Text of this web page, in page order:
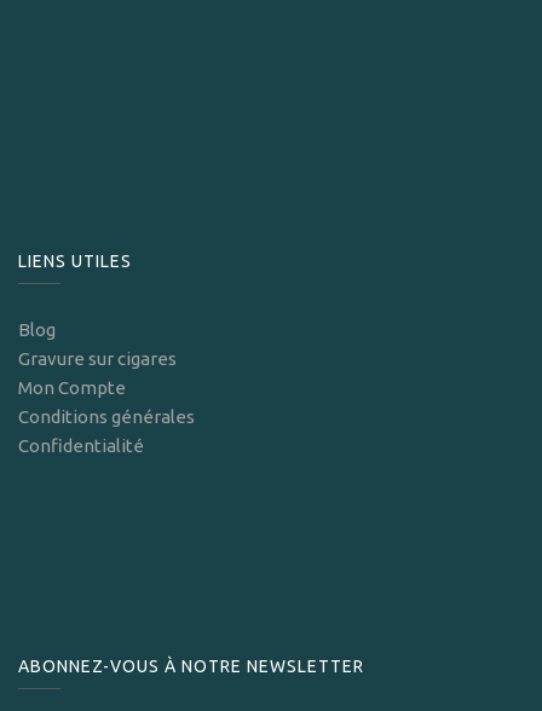
LIENS UTILES
Blog
Gravure sur cigares
Mon Compte
Conditions générales
Confidentialité
ABONNEZ-VOUS À NOTRE NEWSLETTER